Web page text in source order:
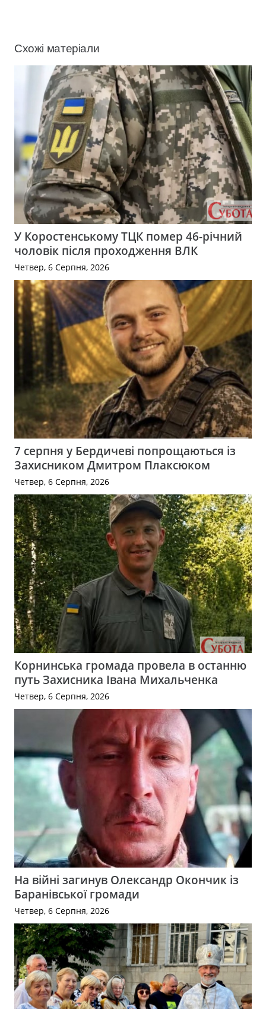
Схожі матеріали
У Коростенському ТЦК помер 46-річний
чоловік після проходження ВЛК
Четвер, 6 Серпня, 2026
7 серпня у Бердичеві попрощаються із
Захисником Дмитром Плаксюком
Четвер, 6 Серпня, 2026
Корнинська громада провела в останню
путь Захисника Івана Михальченка
Четвер, 6 Серпня, 2026
На війні загинув Олександр Окончик із
Баранівської громади
Четвер, 6 Серпня, 2026